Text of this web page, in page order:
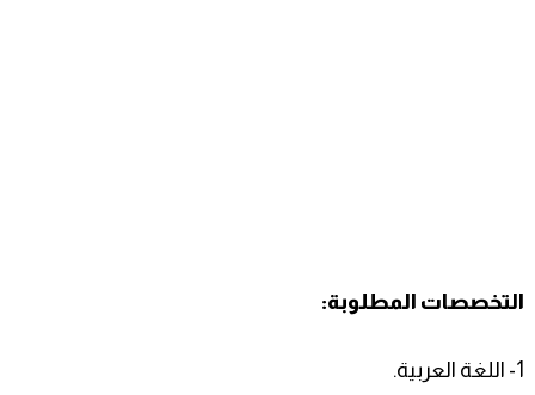
التخصصات المطلوبة:
1- اللغة العربية.